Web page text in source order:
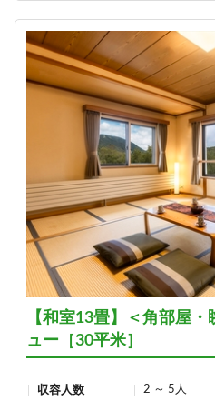
【和室13畳】＜角部屋
ュー［30平米］
収容人数 2 ～ 5人